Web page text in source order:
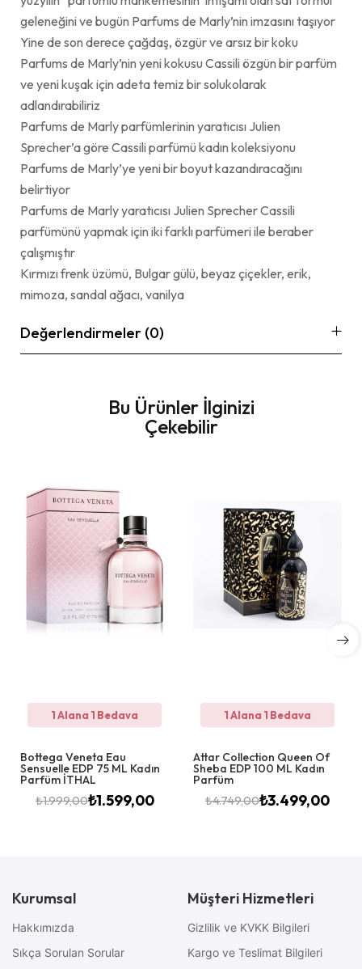
geleneğini ve bugün Parfums de Marly’nin imzasını taşıyor
Yine de son derece çağdaş, özgür ve arsız bir koku
Parfums de Marly’nin yeni kokusu Cassili özgün bir parfüm
ve yeni kuşak için adeta temiz bir solukolarak
adlandırabiliriz
Parfums de Marly parfümlerinin yaratıcısı Julien
Sprecher’a göre Cassili parfümü kadın koleksiyonu
Parfums de Marly’ye yeni bir boyut kazandıracağını
belirtiyor
Parfums de Marly yaratıcısı Julien Sprecher Cassili
parfümünü yapmak için iki farklı parfümeri ile beraber
çalışmıştır
Kırmızı frenk üzümü, Bulgar gülü, beyaz çiçekler, erik,
mimoza, sandal ağacı, vanilya
Değerlendirmeler (0)
Bu Ürünler İlginizi
Çekebilir
1 Alana 1 Bedava
Bottega Veneta Eau
Sensuelle EDP 75 ML Kadın
Parfüm İTHAL
₺1.999,00₺1.599,00
1 Alana 1 Bedava
Attar Collection Queen Of
Sheba EDP 100 ML Kadın
Parfüm
₺4.749,00₺3.499,00
Kurumsal
Hakkımızda
Sıkça Sorulan Sorular
Müşteri Hizmetleri
Gizlilik ve KVKK Bilgileri
Kargo ve Teslimat Bilgileri